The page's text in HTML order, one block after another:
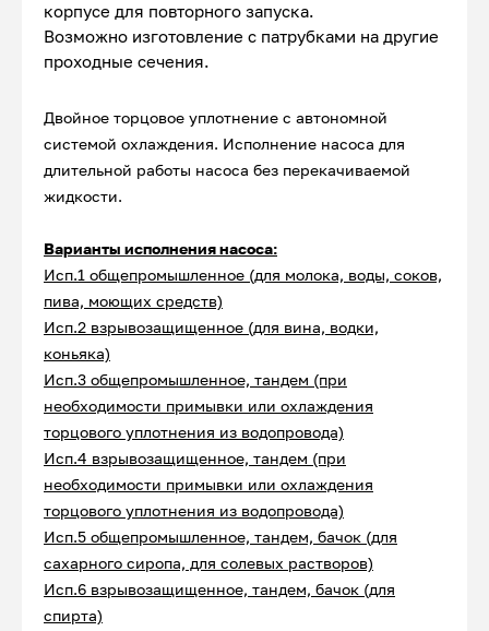
корпусе для повторного запуска.
Возможно изготовление с патрубками на другие
проходные сечения.
Двойное торцовое уплотнение с автономной
системой охлаждения. Исполнение насоса для
длительной работы насоса без перекачиваемой
жидкости.
Варианты исполнения насоса:
Исп.1 общепромышленное (для молока, воды, соков,
пива, моющих средств)
Исп.2 взрывозащищенное (для вина, водки,
коньяка)
Исп.3 общепромышленное, тандем (при
необходимости примывки или охлаждения
торцового уплотнения из водопровода)
Исп.4 взрывозащищенное, тандем (при
необходимости примывки или охлаждения
торцового уплотнения из водопровода)
Исп.5 общепромышленное, тандем, бачок (для
сахарного сиропа, для солевых растворов)
Исп.6 взрывозащищенное, тандем, бачок (для
спирта)